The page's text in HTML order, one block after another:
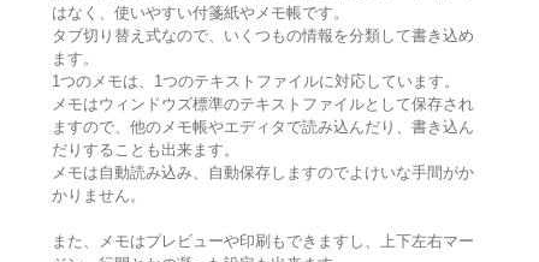
はなく、使いやすい付箋紙やメモ帳です。
タブ切り替え式なので、いくつもの情報を分類して書き込め
ます。
1つのメモは、1つのテキストファイルに対応しています。
メモはウィンドウズ標準のテキストファイルとして保存され
ますので、他のメモ帳やエディタで読み込んだり、書き込ん
だりすることも出来ます。
メモは自動読み込み、自動保存しますのでよけいな手間がか
かりません。
また、メモはプレビューや印刷もできますし、上下左右マー